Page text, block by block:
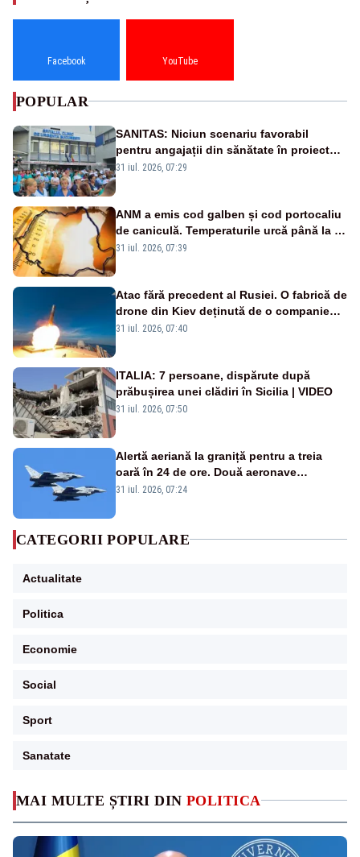
MAI MULTE ȘTIRI DIN POLITICA
Facebook YouTube
POPULAR
SANITAS: Niciun scenariu favorabil
pentru angajații din sănătate în proiectul
Legii salarizării
31 iul. 2026, 07:29
ANM a emis cod galben și cod portocaliu
de caniculă. Temperaturile urcă până la 38
de grade, iar nopțile devin tropicale
31 iul. 2026, 07:39
Atac fără precedent al Rusiei. O fabrică de
drone din Kiev deținută de o companie
americană, distrusă de o rachetă
31 iul. 2026, 07:40
ITALIA: 7 persoane, dispărute după
prăbușirea unei clădiri în Sicilia | VIDEO
31 iul. 2026, 07:50
Alertă aeriană la graniță pentru a treia
oară în 24 de ore. Două aeronave
Eurofighter britanice au fost ridicate de la
31 iul. 2026, 07:24
CATEGORII POPULARE
Actualitate
Politica
Economie
Social
Sport
Sanatate